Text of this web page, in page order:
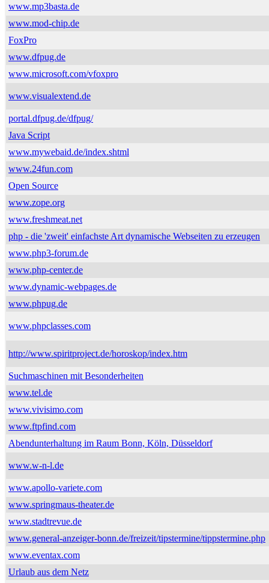
www.mp3basta.de
www.mod-chip.de
FoxPro
www.dfpug.de
www.microsoft.com/vfoxpro
www.visualextend.de
portal.dfpug.de/dfpug/
Java Script
www.mywebaid.de/index.shtml
www.24fun.com
Open Source
www.zope.org
www.freshmeat.net
php - die 'zweit' einfachste Art dynamische Webseiten zu erzeugen
www.php3-forum.de
www.php-center.de
www.dynamic-webpages.de
www.phpug.de
www.phpclasses.com
http://www.spiritproject.de/horoskop/index.htm
Suchmaschinen mit Besonderheiten
www.tel.de
www.vivisimo.com
www.ftpfind.com
Abendunterhaltung im Raum Bonn, Köln, Düsseldorf
www.w-n-l.de
www.apollo-variete.com
www.springmaus-theater.de
www.stadtrevue.de
www.general-anzeiger-bonn.de/freizeit/tipstermine/tippstermine.php
www.eventax.com
Urlaub aus dem Netz